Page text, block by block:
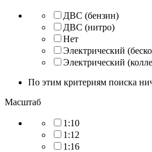
ДВС (бензин)
ДВС (нитро)
Нет
Электрический
Электрический
По этим критериям поиска
Масштаб
1:10
1:12
1:16